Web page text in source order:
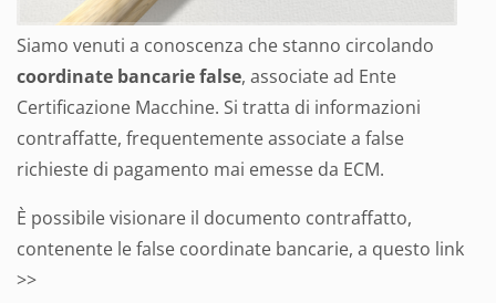
Siamo venuti a conoscenza che stanno circolando
coordinate bancarie false, associate ad Ente
Certificazione Macchine. Si tratta di informazioni
contraffatte, frequentemente associate a false
richieste di pagamento mai emesse da ECM.
È possibile visionare il documento contraffatto,
contenente le false coordinate bancarie, a questo link
>>